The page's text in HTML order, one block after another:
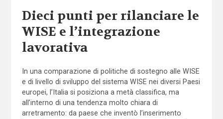
Dieci punti per rilanciare le
WISE e l’integrazione
lavorativa
In una comparazione di politiche di sostegno alle WISE
e di livello di sviluppo del sistema WISE nei diversi Paesi
europei, l’Italia si posiziona a metà classifica, ma
all’interno di una tendenza molto chiara di
arretramento: da paese che inventò l’inserimento